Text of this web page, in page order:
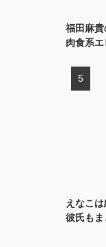
福田麻
肉食系エ
えなこ
彼氏も